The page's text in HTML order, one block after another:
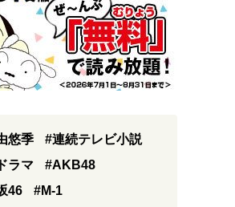
悠季
#連続テレビ小説
ラマ
#AKB48
46
#M-1